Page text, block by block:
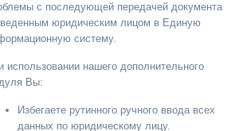
с последующей передачей документа
юридическим лицом в Единую
систему.
использовании нашего дополнительного
Вы:
Избегаете рутинного ручного ввода всех
данных по юридическому лицу.